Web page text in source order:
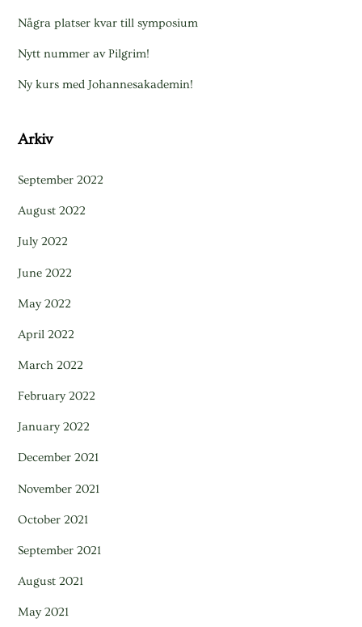
Några platser kvar till symposium
Nytt nummer av Pilgrim!
Ny kurs med Johannesakademin!
Arkiv
September 2022
August 2022
July 2022
June 2022
May 2022
April 2022
March 2022
February 2022
January 2022
December 2021
November 2021
October 2021
September 2021
August 2021
May 2021